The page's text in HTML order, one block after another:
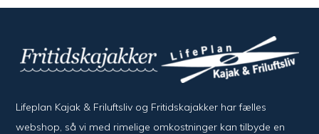
Lifeplan Kajak & Friluftsliv og Fritidskajakker har fælles
webshop, så vi med rimelige omkostninger kan tilbyde en